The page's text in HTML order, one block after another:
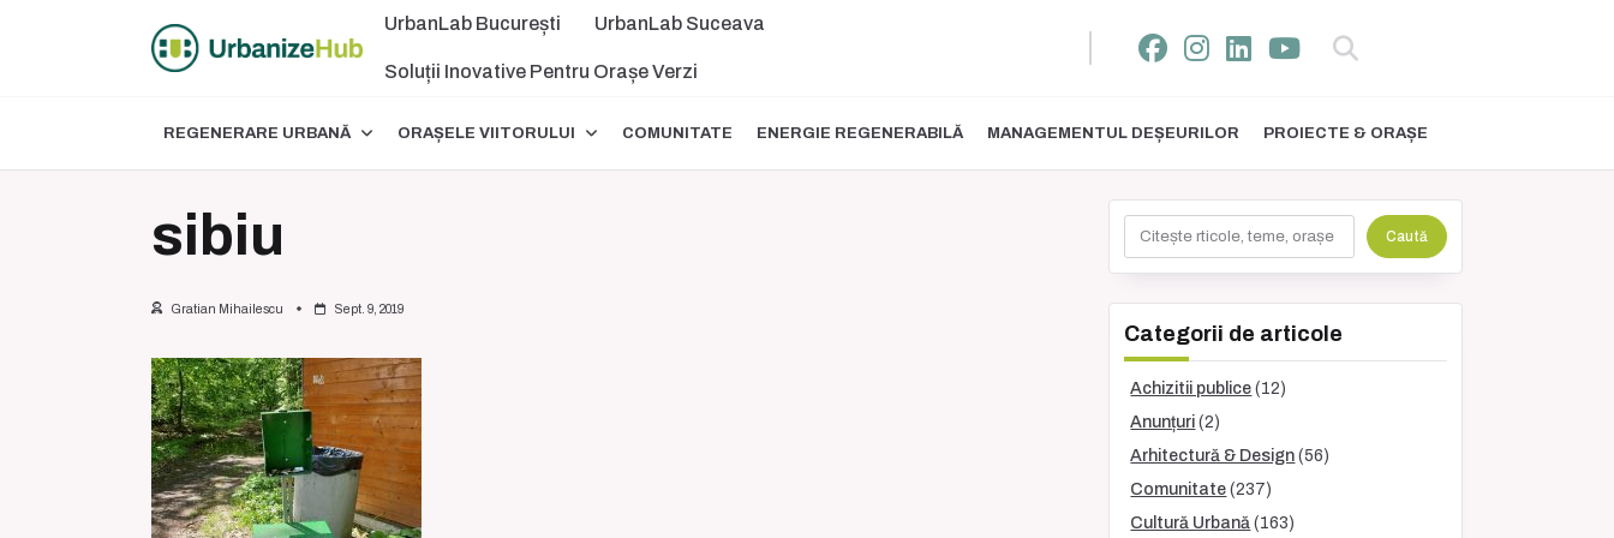
UrbanLab București UrbanLab Suceava
Soluții Inovative Pentru Orașe Verzi
REGENERARE URBANĂ ORAȘELE VIITORULUI COMUNITATE ENERGIE REGENERABILĂ MANAGEMENTUL DEȘEURILOR PROIECTE & ORAȘE
sibiu
Gratian Mihailescu Sept. 9, 2019
Caută
Categorii de articole
Achizitii publice (12)
Anunțuri (2)
Arhitectură & Design (56)
Comunitate (237)
Cultură Urbană (163)